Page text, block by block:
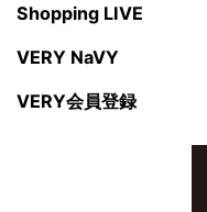
Shopping LIVE
VERY NaVY
VERY会員登録